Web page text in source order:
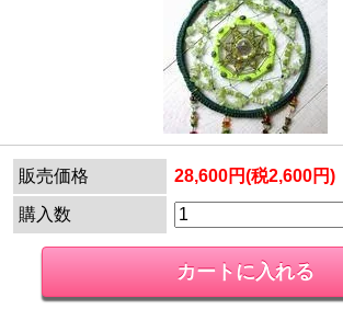
販売価格 28,600円(税2,600円)
購入数